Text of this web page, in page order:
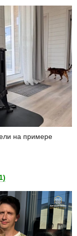
на примере